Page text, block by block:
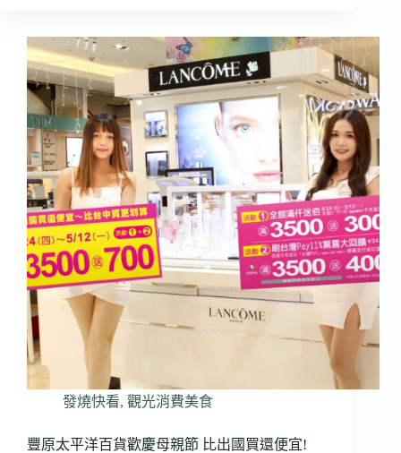
發燒快看, 觀光消費美食
豐原太平洋百貨歡慶母親節 比出國買還便宜!